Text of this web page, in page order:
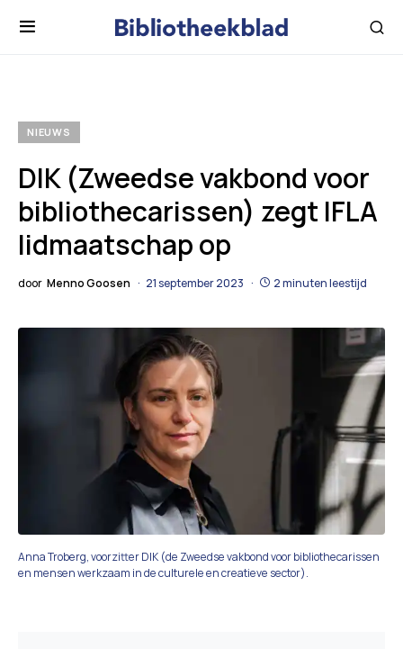
NIEUWS
DIK (Zweedse vakbond voor
bibliothecarissen) zegt IFLA
lidmaatschap op
door Menno Goosen 21 september 2023 2 minuten leestijd
Anna Troberg, voorzitter DIK (de Zweedse vakbond voor bibliothecarissen
en mensen werkzaam in de culturele en creatieve sector).